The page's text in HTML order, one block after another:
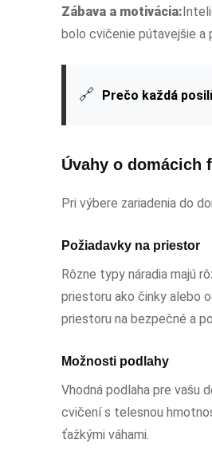
Zábava a motivácia:
bolo cvičenie pútavejšie a
🔗 Prečo každá
Úvahy o domácich
Pri výbere zariadenia do
Požiadavky na priestor
Rôzne typy náradia majú
priestoru ako činky alebo
priestoru na bezpečné a
Možnosti podlahy
Vhodná podlaha pre vašu
cvičení s telesnou
ťažkými váhami.